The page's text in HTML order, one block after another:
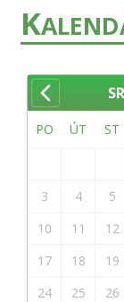
K
PO ÚT ST
3
4 5
10
11 12
17
18 19
24
25 26